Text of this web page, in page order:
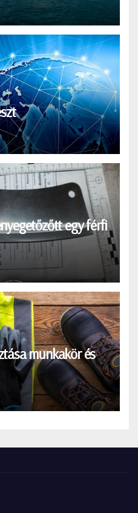
egy férfi
munkakör és